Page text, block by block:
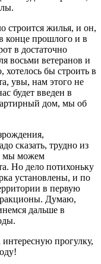
строится жилья, и он,
конце прошлого и в
в достаточно
восьми ветеранов и
хотелось бы строить в
увы, нам этого не
будет введен в
дом, мы об
сказать, трудно из
мы можем
Но дело потихоньку
установлены, и по
в первую
Думаю,
дальше в
прогулку,